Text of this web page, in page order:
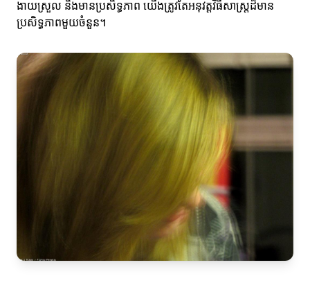
ងាយស្រួល និងមានប្រសិទ្ធភាព យើងត្រូវតែអនុវត្តវិធីសាស្ត្រដ៏មាន
ប្រសិទ្ធភាពមួយចំនួន។